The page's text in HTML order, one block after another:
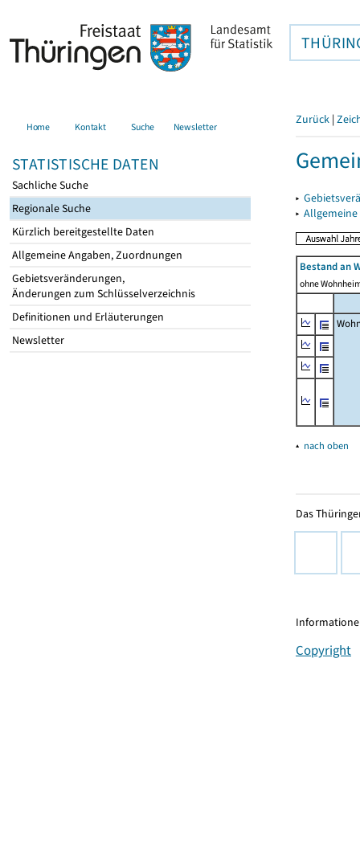
Home Kontakt Suche Newsletter
STATISTISCHE DATEN
Sachliche Suche
Regionale Suche
Kürzlich bereitgestellte Daten
Allgemeine Angaben, Zuordnungen
Gebietsveränderungen,
Änderungen zum Schlüsselverzeichnis
Definitionen und Erläuterungen
Newsletter
Zurück |
▸
▸
Bestand an
ohne
▴ nach oben
Das
Copyright